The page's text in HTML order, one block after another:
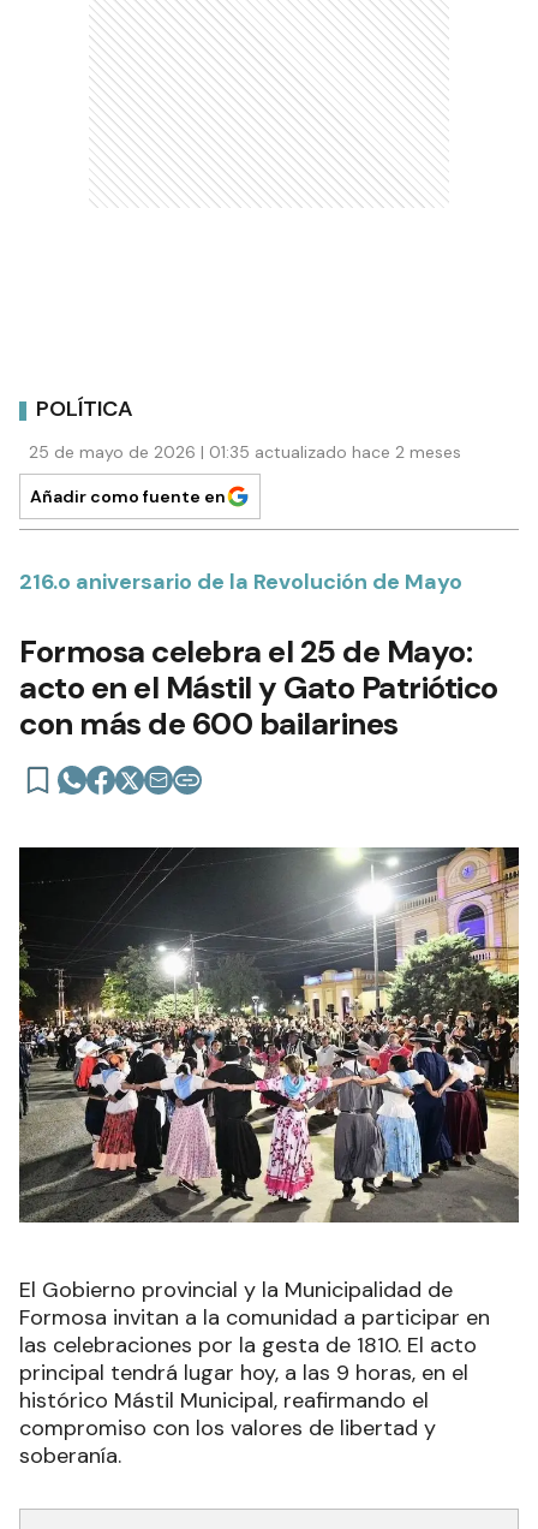
POLÍTICA
25 de mayo de 2026 | 01:35 actualizado hace 2 meses
Añadir como fuente en
216.o aniversario de la Revolución de Mayo
Formosa celebra el 25 de Mayo:
acto en el Mástil y Gato Patriótico
con más de 600 bailarines
El Gobierno provincial y la Municipalidad de
Formosa invitan a la comunidad a participar en
las celebraciones por la gesta de 1810. El acto
principal tendrá lugar hoy, a las 9 horas, en el
histórico Mástil Municipal, reafirmando el
compromiso con los valores de libertad y
soberanía.